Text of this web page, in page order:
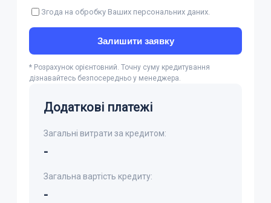
Згода на обробку Ваших персональних даних.
Залишити заявку
* Розрахунок орієнтовний. Точну суму кредитування
дізнавайтесь безпосередньо у менеджера.
Додаткові платежі
Загальні витрати за кредитом:
-
Загальна вартість кредиту:
-